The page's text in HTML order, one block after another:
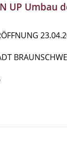
UP Umbau